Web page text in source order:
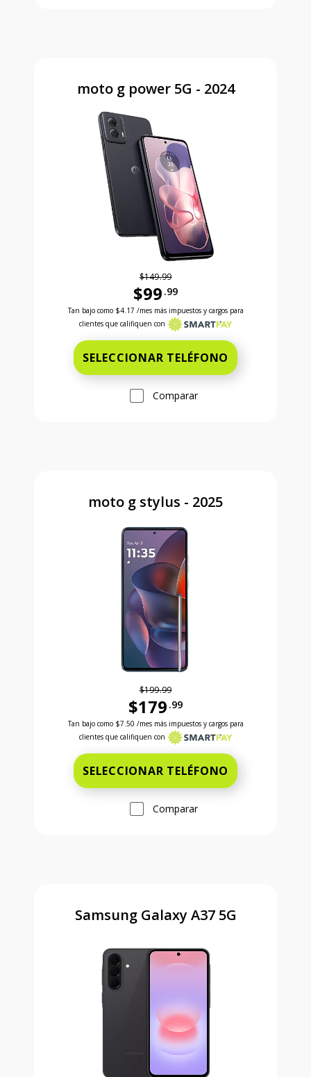
moto g power 5G - 2024
$149.99
$99 .99
Antes el precio era 149 dollars and 99 cents
Tan bajo como $4.17 /mes más impuestos y cargos para
clientes que califiquen con
SELECCIONAR TELÉFONO
Comparar
moto g stylus - 2025
$199.99
$179 .99
Antes el precio era 199 dollars and 99 cents
Tan bajo como $7.50 /mes más impuestos y cargos para
clientes que califiquen con
SELECCIONAR TELÉFONO
Comparar
Samsung Galaxy A37 5G